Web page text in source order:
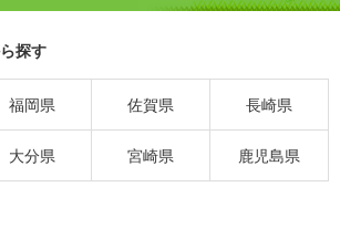
探す
福岡県 佐賀県 長崎県
大分県 宮崎県 鹿児島県